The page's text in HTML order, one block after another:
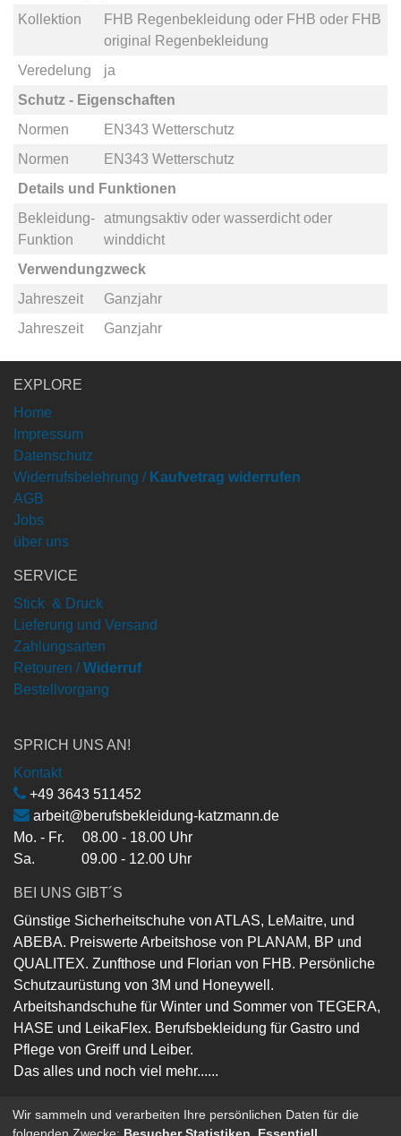
Kollektion
FHB Regenbekleidung oder FHB oder FHB
original Regenbekleidung
Veredelung
ja
Schutz - Eigenschaften
Normen
EN343 Wetterschutz
Normen
EN343 Wetterschutz
Details und Funktionen
Bekleidung-
Funktion
atmungsaktivoder wasserdichtoder
winddicht
Verwendungzweck
Jahreszeit
Ganzjahr
Jahreszeit
Ganzjahr
EXPLORE
Home
Impressum
Datenschutz
Widerrufsbelehrung / Kaufvetrag widerrufen
AGB
Jobs
über uns
SERVICE
Stick & Druck
Lieferung und Versand
Zahlungsarten
Retouren / Widerruf
Bestellvorgang
SPRICH UNS AN!
Kontakt
+49 3643 511452
arbeit@berufsbekleidung-katzmann.de
Mo. - Fr. 08.00 - 18.00 Uhr
Sa. 09.00 - 12.00 Uhr
BEI UNS GIBT´S
Günstige Sicherheitschuhe von ATLAS, LeMaitre, und
ABEBA. Preiswerte Arbeitshose von PLANAM, BP und
QUALITEX. Zunfthose und Florian von FHB. Persönliche
Schutzaurüstung von 3M und Honeywell.
Arbeitshandschuhe für Winter und Sommer von TEGERA,
HASE und LeikaFlex. Berufsbekleidung für Gastro und
Pflege von Greiff und Leiber.
Das alles und noch viel mehr......
Wir sammeln und verarbeiten Ihre persönlichen Daten für die